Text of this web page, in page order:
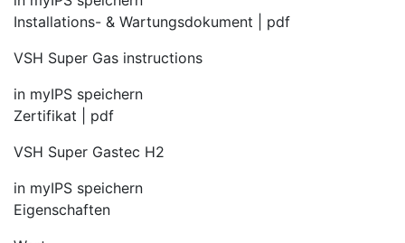
Installations- & Wartungsdokument | pdf
VSH Super Gas instructions
in myIPS speichern
Zertifikat | pdf
VSH Super Gastec H2
in myIPS speichern
Eigenschaften